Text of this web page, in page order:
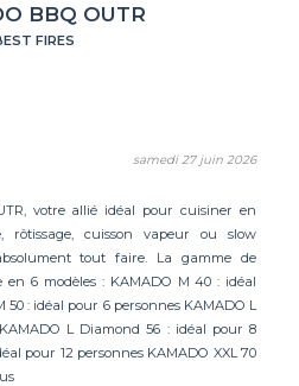
BBQ OUTR
FIRES
samedi 27 juin 2026
votre allié idéal pour cuisiner en
rôtissage, cuisson vapeur ou slow
tout faire. La gamme de
en 6 modèles : KAMADO M 40 : idéal
50 : idéal pour 6 personnes KAMADO L
L Diamond 56 : idéal pour 8
pour 12 personnes KAMADO XXL 70